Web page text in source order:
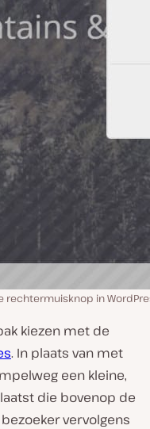
rechtermuisknop in
kiezen met de
. In plaats van met
een kleine,
die bovenop de
vervolgens